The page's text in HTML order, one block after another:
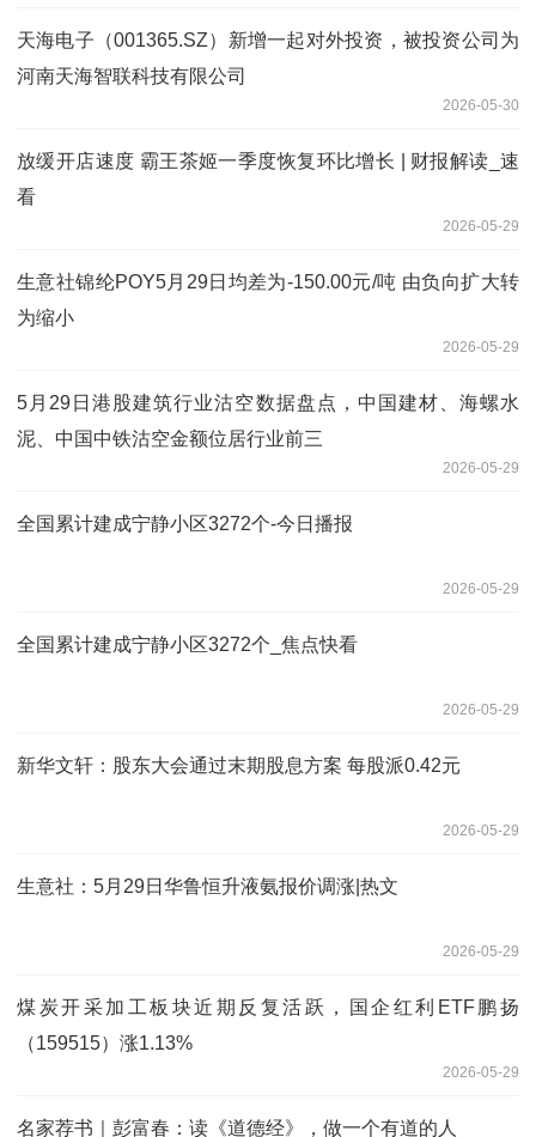
天海电子（001365.SZ）新增一起对外投资，被投资公司为
河南天海智联科技有限公司
2026-05-30
放缓开店速度 霸王茶姬一季度恢复环比增长 | 财报解读_速
看
2026-05-29
生意社锦纶POY5月29日均差为-150.00元/吨 由负向扩大转
为缩小
2026-05-29
5月29日港股建筑行业沽空数据盘点，中国建材、海螺水
泥、中国中铁沽空金额位居行业前三
2026-05-29
全国累计建成宁静小区3272个-今日播报
2026-05-29
全国累计建成宁静小区3272个_焦点快看
2026-05-29
新华文轩：股东大会通过末期股息方案 每股派0.42元
2026-05-29
生意社：5月29日华鲁恒升液氨报价调涨|热文
2026-05-29
煤炭开采加工板块近期反复活跃，国企红利ETF鹏扬
（159515）涨1.13%
2026-05-29
名家荐书｜彭富春：读《道德经》，做一个有道的人